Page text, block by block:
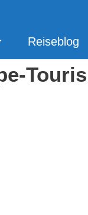
Reiseblog